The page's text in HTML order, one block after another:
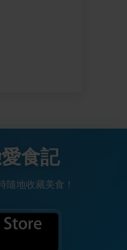
食記
隨地收藏美食！